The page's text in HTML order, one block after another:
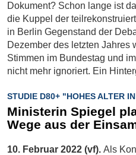
Dokument? Schon lange ist
die Kuppel der
in Berlin Gegenstand der
Dezember des letzten Jahres
Stimmen im Bundestag und
nicht mehr ignoriert. Ein
STUDIE D80+ "HOHES ALTER
Ministerin Spiegel
Wege aus der
10. Februar 2022 (vf). Als